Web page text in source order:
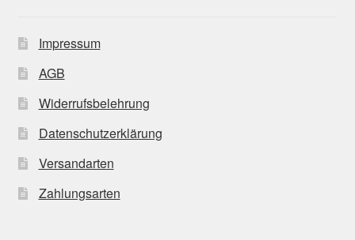
Impressum
AGB
Widerrufsbelehrung
Datenschutzerklärung
Versandarten
Zahlungsarten